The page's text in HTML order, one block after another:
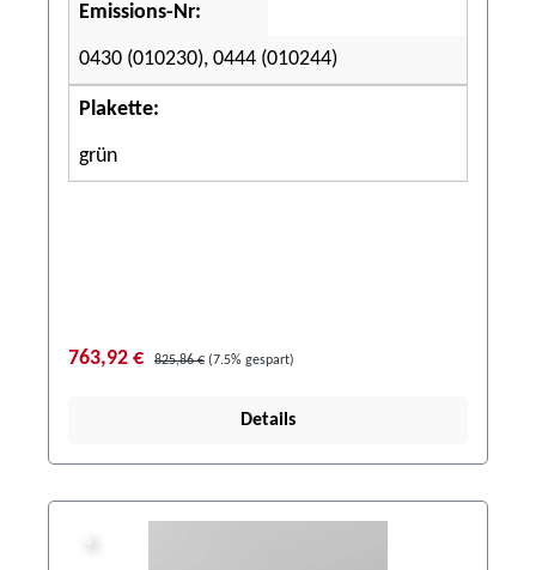
Emissions-Nr:
0430 (010230), 0444 (010244)
Plakette:
grün
763,92 € 825,86 € (7.5% gespart)
Details